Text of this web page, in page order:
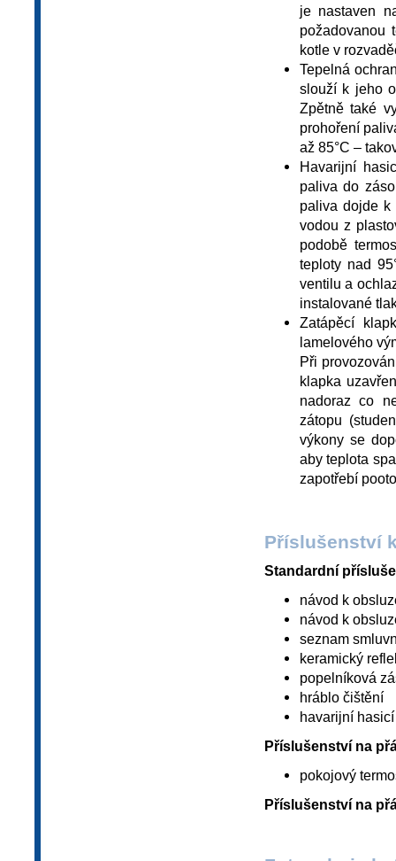
je nastaven
požadovanou
kotle v
Tepelná
slouží k jeho
Zpětně také
prohoření
až 85°C –
Havarijní
paliva do
paliva dojde k
vodou z
podobě
teploty nad
ventilu a
instalované
Zatápěcí
lamelového
Při
klapka
nadoraz co
zátopu
výkony se
aby teplota
zapotřebí
Příslušenství
Standardní
návod k
návod k
seznam
keramický
popelníková
hráblo čištění
havarijní
Příslušenství na
pokojový
Příslušenství na